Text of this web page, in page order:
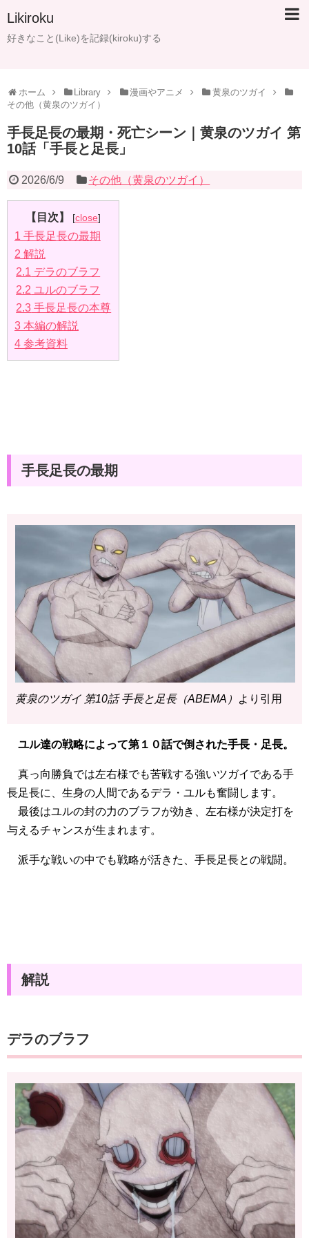
Likiroku
好きなこと(Like)を記録(kiroku)する
ホーム Library 漫画やアニメ
黄泉のツガイ
その他（黄泉のツガイ）
手長足長の最期・死亡シーン｜黄泉のツガイ 第
10話「手長と足長」
2026/6/9 その他（黄泉のツガイ）
【目次】 [close]
1 手長足長の最期
2 解説
2.1 デラのブラフ
2.2 ユルのブラフ
2.3 手長足長の本尊
3 本編の解説
4 参考資料
手長足長の最期
黄泉のツガイ 第10話 手長と足長（ABEMA） より引用
ユル達の戦略によって第１０話で倒された手長・足長。
真っ向勝負では左右様でも苦戦する強いツガイである手
長足長に、生身の人間であるデラ・ユルも奮闘します。
最後はユルの封の力のブラフが効き、左右様が決定打を
与えるチャンスが生まれます。
派手な戦いの中でも戦略が活きた、手長足長との戦闘。
解説
デラのブラフ